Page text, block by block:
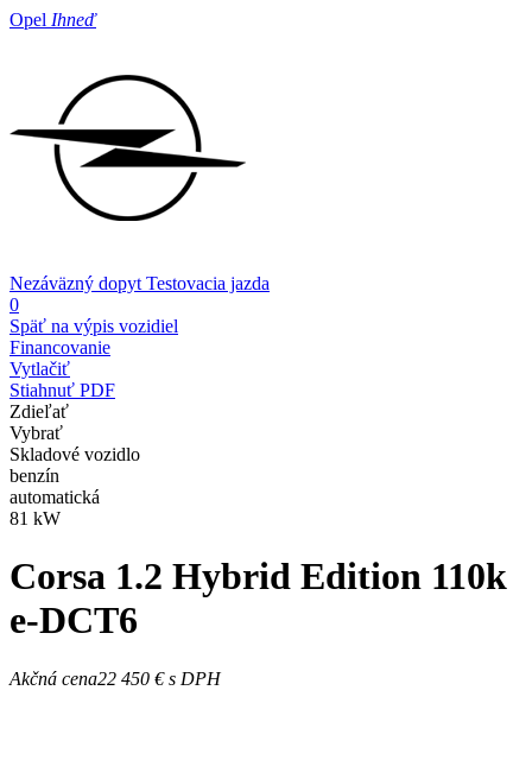
Opel Ihneď
Nezáväzný dopyt Testovacia jazda
0
Späť na výpis vozidiel
Financovanie
Vytlačiť
Stiahnuť PDF
Zdieľať
Vybrať
Skladové vozidlo
benzín
automatická
81 kW
Corsa 1.2 Hybrid Edition 110k
e-DCT6
Akčná cena22 450 €s DPH